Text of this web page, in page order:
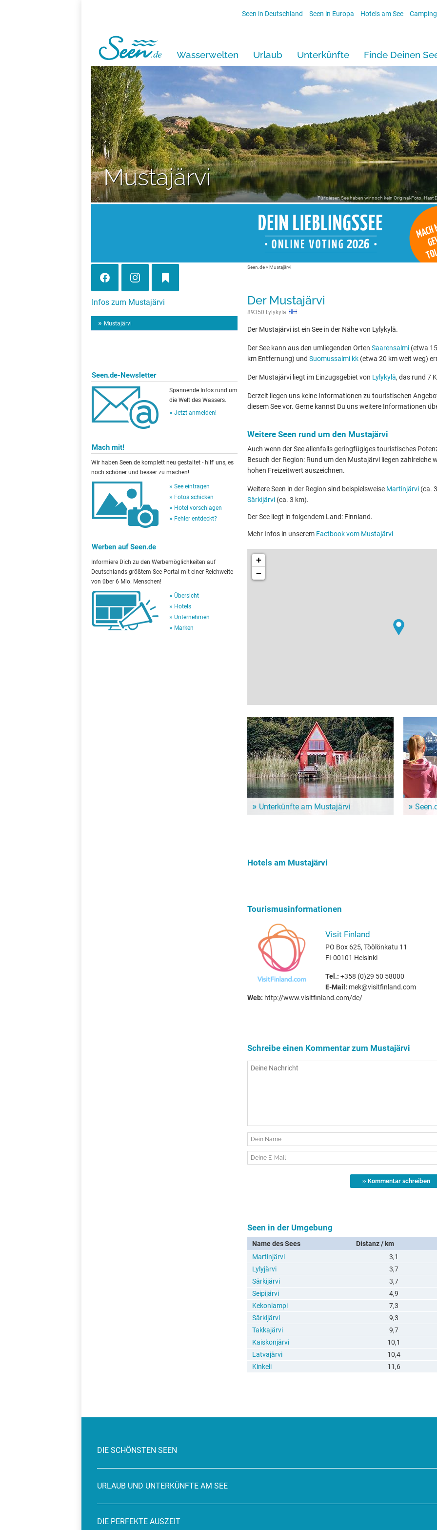
Seen in Deutschland Seen in Europa Hotels am See
Wasserwelten Urlaub Unterkünfte Finde Deinen
Mustajärvi
Für diesen See haben wir noch kein Original-Foto.
Infos zum Mustajärvi
Mustajärvi
Seen.de-Newsletter
Spannende Infos rund um
die Welt des Wassers.
Jetzt anmelden!
Mach mit!
Wir haben Seen.de komplett neu gestaltet - hilf' uns, es
noch schöner und besser zu machen!
See eintragen
Fotos schicken
Hotel vorschlagen
Fehler entdeckt?
Werben auf Seen.de
Informiere Dich zu den Werbemöglichkeiten auf
Deutschlands größtem See-Portal mit einer Reichweite
von über 6 Mio. Menschen!
Übersicht
Hotels
Unternehmen
Marken
Seen.de» Mustajärvi
Der Mustajärvi
89350 Lylykylä
Der Mustajärvi ist ein See in der Nähe von Lylykylä.
Der See kann aus den umliegenden Orten Saarensalmi (etwa
km Entfernung) und Suomussalmi kk (etwa 20 km weit weg)
Der Mustajärvi liegt im Einzugsgebiet von Lylykylä, das rund 7
Derzeit liegen uns keine Informationen zu touristischen
diesem See vor. Gerne kannst Du uns weitere Informationen
Weitere Seen rund um den Mustajärvi
Auch wenn der See allenfalls geringfügiges touristisches
Besuch der Region: Rund um den Mustajärvi liegen zahlreiche
hohen Freizeitwert auszeichnen.
Weitere Seen in der Region sind beispielsweise Martinjärvi (ca.
Särkijärvi (ca. 3 km).
Der See liegt in folgendem Land: Finnland.
Mehr Infos in unserem Factbook vom Mustajärvi
+
−
Unterkünfte am Mustajärvi
Hotels am Mustajärvi
Tourismusinformationen
Visit Finland
PO Box 625, Töölönkatu 11
FI-00101 Helsinki
Tel.: +358 (0)29 50 58000
E-Mail: mek@visitfinland.com
Web: http://www.visitfinland.com/de/
Schreibe einen Kommentar zum Mustajärvi
Seen in der Umgebung
Name des Sees
Distanz / km
Martinjärvi
3,1
Lylyjärvi
3,7
Särkijärvi
3,7
Seipijärvi
4,9
Kekonlampi
7,3
Särkijärvi
9,3
Takkajärvi
9,7
Kaiskonjärvi
10,1
Latvajärvi
10,4
Kinkeli
11,6
DIE SCHÖNSTEN SEEN
URLAUB UND UNTERKÜNFTE AM SEE
DIE PERFEKTE AUSZEIT